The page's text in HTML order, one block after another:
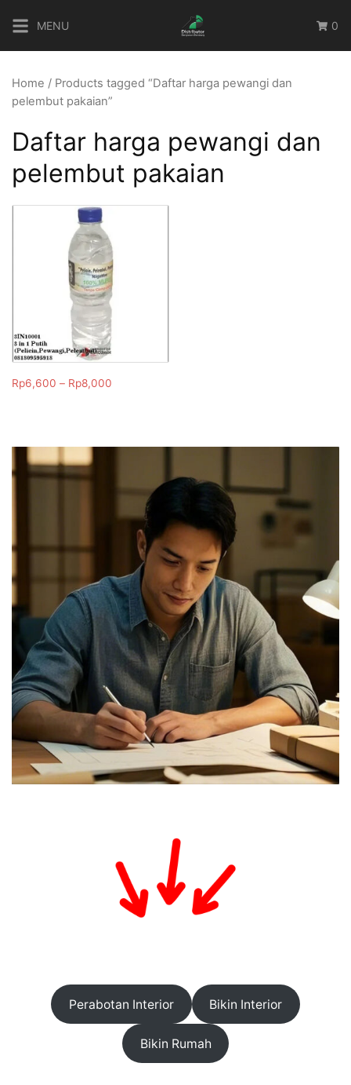
content
MENU 0
Home / Products tagged “Daftar harga pewangi dan
pelembut pakaian”
Daftar harga pewangi dan
pelembut pakaian
Rp6,600 – Rp8,000
Perabotan Interior Bikin Interior
Bikin Rumah